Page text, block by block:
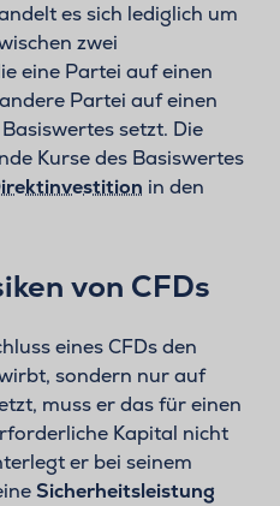
es sich lediglich um
zwei
eine Partei auf einen
Partei auf einen
setzt. Die
Kurse des Basiswertes
in den
von CFDs
eines CFDs den
sondern nur auf
muss er das für einen
Kapital nicht
er bei seinem
Sicherheitsleistung